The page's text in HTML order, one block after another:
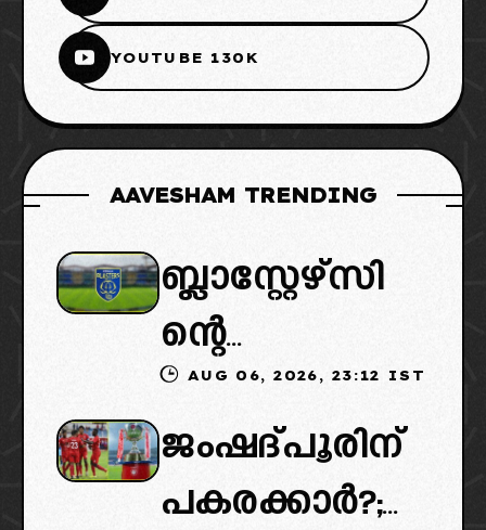
YOUTUBE 130K
AAVESHAM TRENDING
ബ്ലാസ്റ്റേഴ്സി
ന്റെ
കൈമാറ്റത്തി
ൽ ട്വിസ്റ്റ്:
പുതിയ
AUG 06, 2026, 23:12 IST
ജംഷദ്പൂരിന്
പകരക്കാർ?;